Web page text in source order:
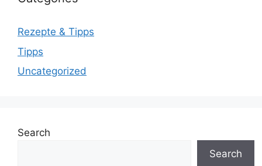
Rezepte & Tipps
Tipps
Uncategorized
Search
Search